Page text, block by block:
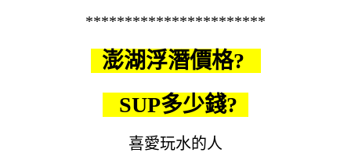
***********************
澎湖浮潛價格?
SUP多少錢?
喜愛玩水的人